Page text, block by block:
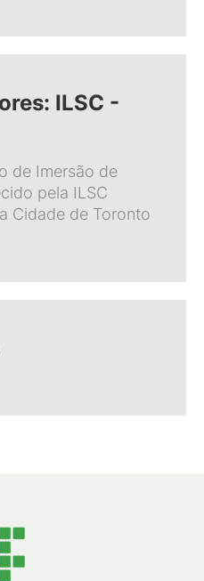
ILSC -
de Imersão de
pela ILSC
Cidade de Toronto